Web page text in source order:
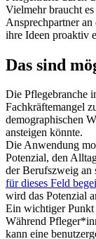
Vielmehr braucht
Ansprechpartner
ihre Ideen proaktiv
Das sind
Die Pflegebranche
Fachkräftemangel
demographischen
ansteigen könnte.
Die Anwendung
Potenzial, den
der Berufszweig an
für dieses Feld
wird das Potenzial
Ein wichtiger Punkt
Während
kann eine